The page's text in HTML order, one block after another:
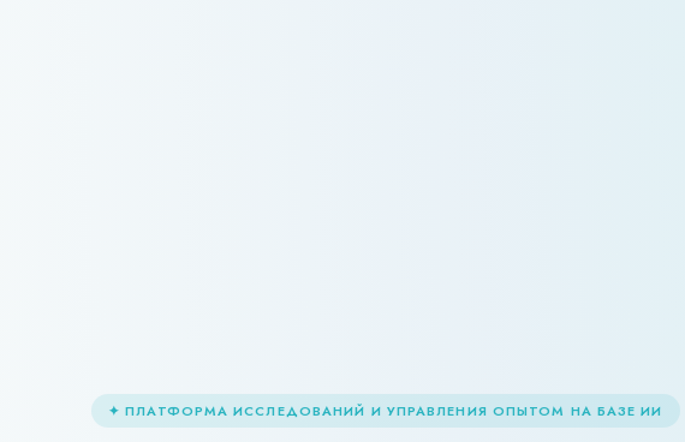
✦ ПЛАТФОРМА ИССЛЕДОВАНИЙ И УПРАВЛЕНИЯ ОПЫТОМ НА БАЗЕ ИИ